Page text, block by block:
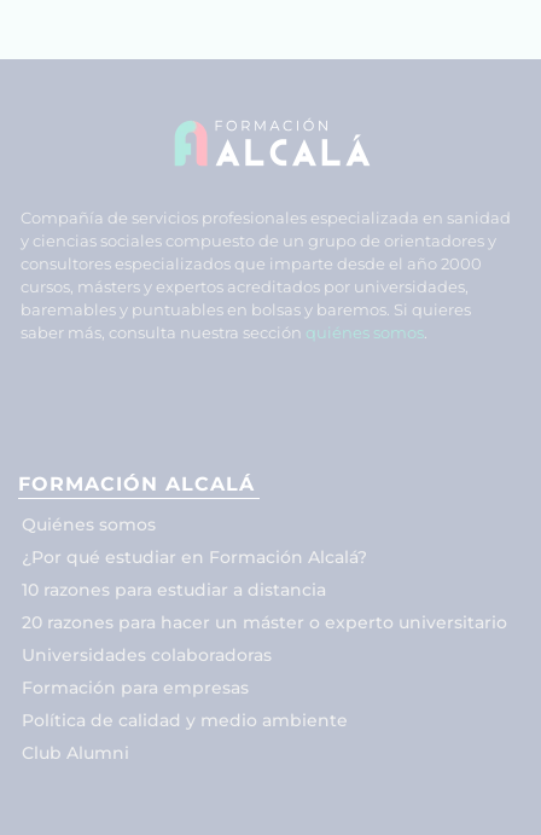
Compañía de servicios profesionales especializada en sanidad
y ciencias sociales compuesto de un grupo de orientadores y
consultores especializados que imparte desde el año 2000
cursos, másters y expertos acreditados por universidades,
baremables y puntuables en bolsas y baremos. Si quieres
saber más, consulta nuestra sección quiénes somos
FORMACIÓN ALCALÁ
Quiénes somos
¿Por qué estudiar en Formación Alcalá?
10 razones para estudiar a distancia
20 razones para hacer un máster o experto universitario
Universidades colaboradoras
Formación para empresas
Política de calidad y medio ambiente
Club Alumni